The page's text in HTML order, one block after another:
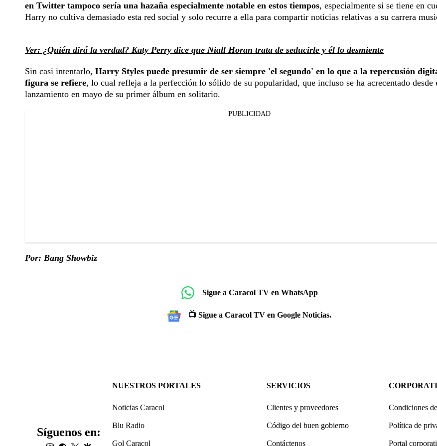
en Twitter tampoco sería una hazaña especialmente notable en estos tiempos, especialmente si se tiene en
Harry no cultiva demasiado esta red social y solo recurre a ella para compartir noticias relativas a su carrera
Ver: ¿Quién dirá la verdad? Katy Perry dice que Niall Horan trata de seducirle y él lo desmiente
Sin casi intentarlo, Harry Styles puede presumir de ser siempre 'el segundo' en lo que a la repercusión
figura se refiere, lo cual refleja a la perfección lo sólido de su popularidad, que incluso se ha acrecentado desde
lanzamiento en mayo de su primer álbum en solitario.
PUBLICIDAD
Por: Bang Showbiz
Sigue a Caracol TV en WhatsApp
📺 Sigue a Caracol TV en Google Noticias.
Síguenos en:
NUESTROS PORTALES
Noticias Caracol
Blu Radio
Gol Caracol
SERVICIOS
Clientes y proveedores
Código del buen gobierno
Contáctenos
Condiciones
Política de
Portal